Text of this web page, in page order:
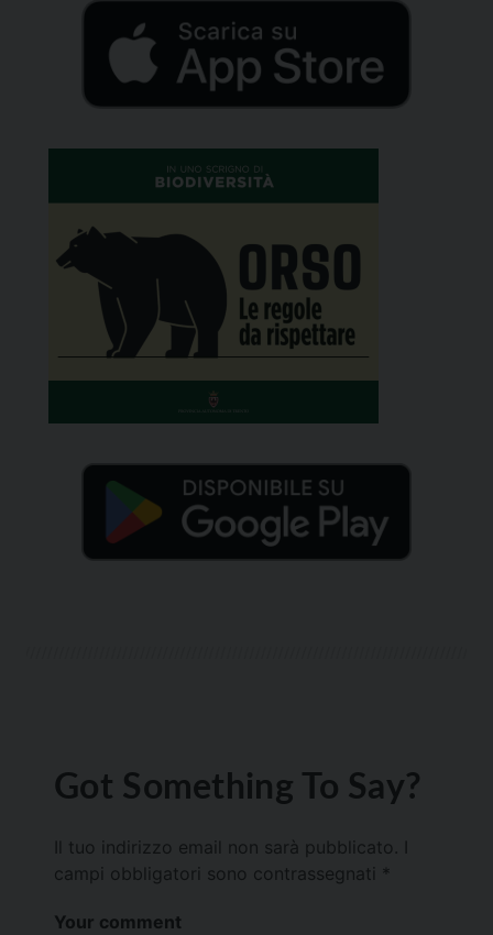
Got Something To Say?
Il tuo indirizzo email non sarà pubblicato.
campi obbligatori sono contrassegnati *
Your comment